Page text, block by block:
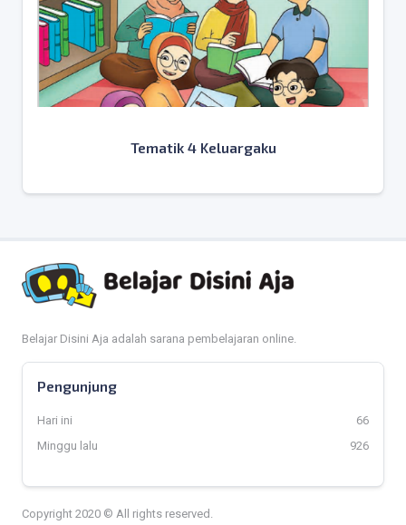
Tematik 4 Keluargaku
Belajar Disini Aja adalah sarana pembelajaran online.
Pengunjung
Hari ini
66
Minggu lalu
926
Copyright 2020 © All rights reserved.